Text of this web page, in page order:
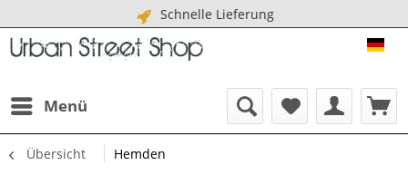
Schnelle Lieferung
Menü
Übersicht Hemden